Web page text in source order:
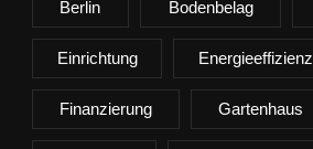
Berlin Bodenbelag
Einrichtung Energieeffizienz
Finanzierung Gartenhaus